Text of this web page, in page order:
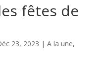
fêtes de
23, 2023 | A la une,